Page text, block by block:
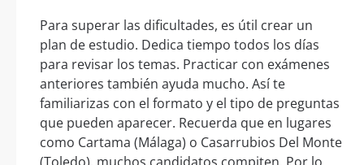
Para superar las dificultades, es útil crear un
plan de estudio. Dedica tiempo todos los días
para revisar los temas. Practicar con exámenes
anteriores también ayuda mucho. Así te
familiarizas con el formato y el tipo de preguntas
que pueden aparecer. Recuerda que en lugares
como Cartama (Málaga) o Casarrubios Del Monte